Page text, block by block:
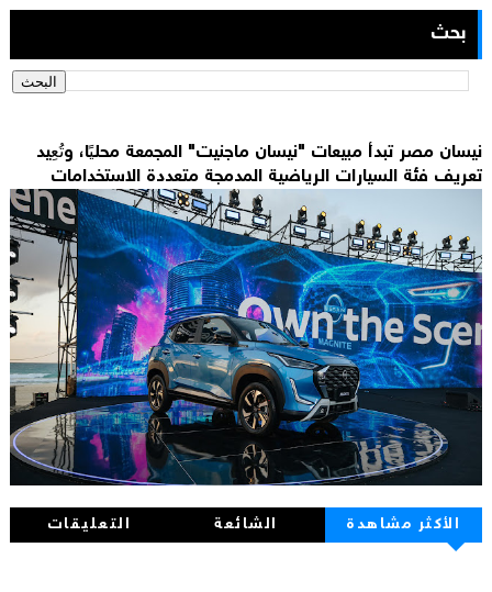
بحث
نيسان مصر تبدأ مبيعات "نيسان ماجنيت" المجمعة محليًا، وتُعِيد
تعريف فئة السيارات الرياضية المدمجة متعددة الاستخدامات
الأكثر مشاهدة الشائعة التعليقات